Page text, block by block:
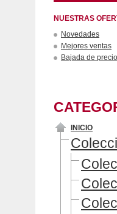
NUESTRAS
Novedades
Mejores ventas
Bajada de
INICIO